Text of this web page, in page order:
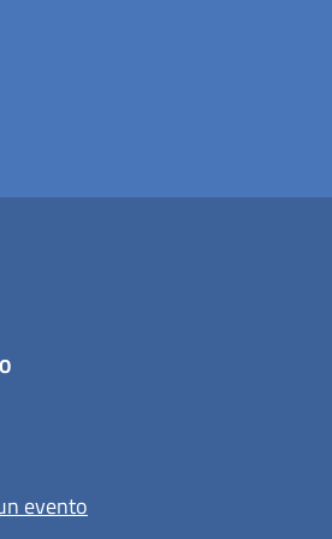
evento